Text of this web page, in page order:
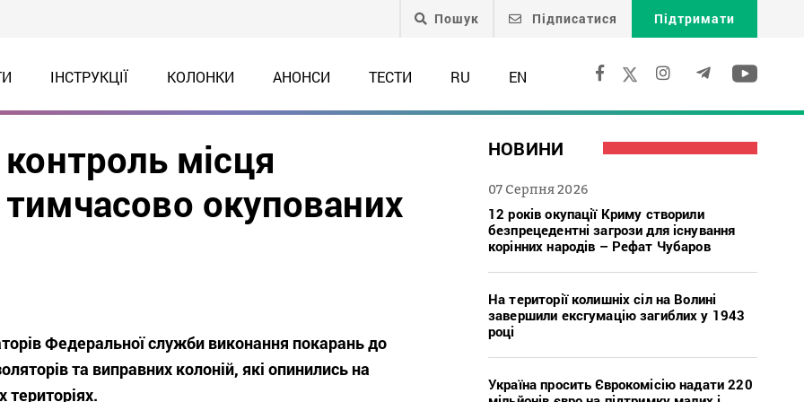
Пошук Підписатися Підтримати
ІНСТРУКЦІЇ КОЛОНКИ АНОНСИ ТЕСТИ RU EN
місця
окупованих
Федеральної служби виконання покарань до
та виправних колоній, які опинились на
територіях.
НОВИНИ
07 Серпня 2026
12 років окупації Криму створили
безпрецедентні загрози для існування
корінних народів – Рефат Чубаров
На території колишніх сіл на Волині
завершили ексгумацію загиблих у 1943
році
Україна просить Єврокомісію надати 220